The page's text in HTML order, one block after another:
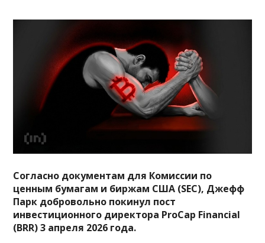
Согласно документам для Комиссии по
ценным бумагам и биржам США (SEC), Джефф
Парк добровольно покинул пост
инвестиционного директора ProCap Financial
(BRR) 3 апреля 2026 года.